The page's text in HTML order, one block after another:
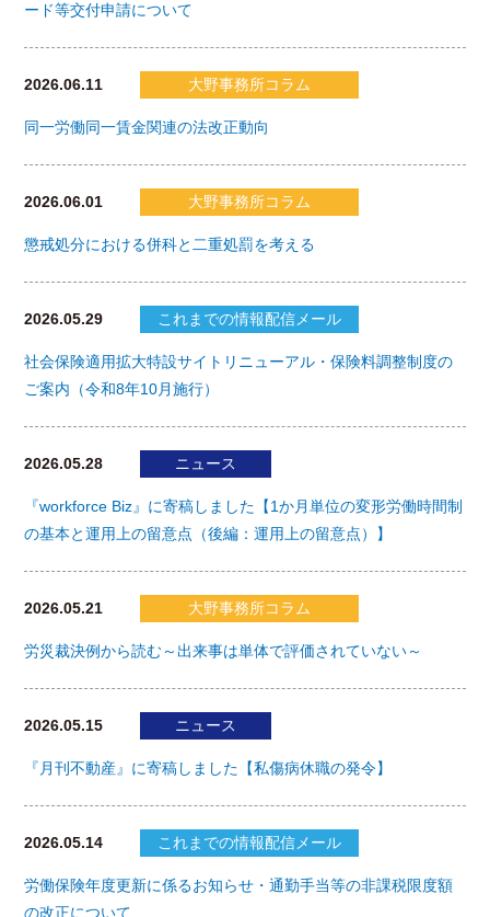
ード等交付申請について
2026.06.11 大野事務所コラム
同一労働同一賃金関連の法改正動向
2026.06.01 大野事務所コラム
懲戒処分における併科と二重処罰を考える
2026.05.29 これまでの情報配信メール
社会保険適用拡大特設サイトリニューアル・保険料調整制度の
ご案内（令和8年10月施行）
2026.05.28 ニュース
『workforce Biz』に寄稿しました【1か月単位の変形労働時間制
の基本と運用上の留意点（後編：運用上の留意点）】
2026.05.21 大野事務所コラム
労災裁決例から読む～出来事は単体で評価されていない～
2026.05.15 ニュース
『月刊不動産』に寄稿しました【私傷病休職の発令】
2026.05.14 これまでの情報配信メール
労働保険年度更新に係るお知らせ・通勤手当等の非課税限度額
の改正について